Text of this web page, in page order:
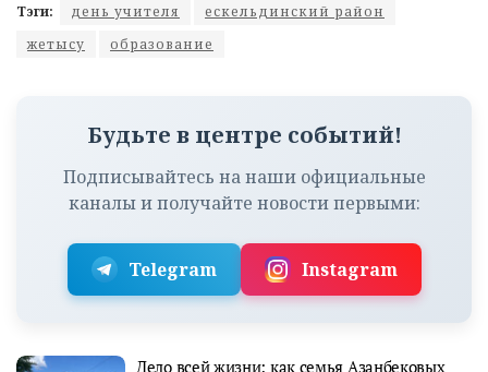
Тэги: день учителя
ескельдинский район
жетысу
образование
Будьте в центре событий!
Подписывайтесь на наши официальные
каналы и получайте новости первыми:
Telegram Instagram
Дело всей жизни: как семья Азанбековых